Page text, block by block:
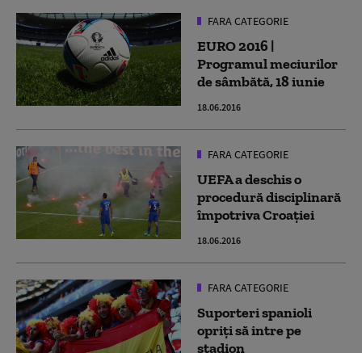
FARA CATEGORIE
EURO 2016 |
Programul meciurilor
de sâmbătă, 18 iunie
18.06.2016
FARA CATEGORIE
UEFA a deschis o
procedură disciplinară
împotriva Croaţiei
18.06.2016
FARA CATEGORIE
Suporteri spanioli
opriţi să intre pe
stadion